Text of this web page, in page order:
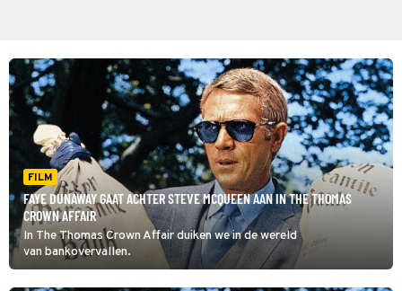
FILM
FAYE DUNAWAY GAAT ACHTER STEVE MCQUEEN AAN IN THE THOMAS
CROWN AFFAIR
In The Thomas Crown Affair duiken we in de wereld
van bankovervallen.